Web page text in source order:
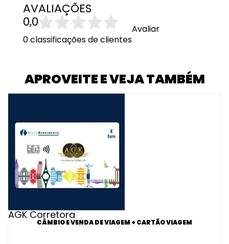
AVALIAÇÕES
0,0
0 classificações de clientes
Avaliar
APROVEITE E VEJA TAMBÉM
AGK Corretora
CÂMBIO E VENDA DE VIAGEM + CARTÃO VIAGEM